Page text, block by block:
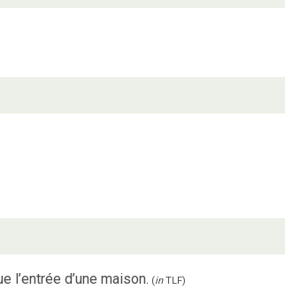
l’entrée d’une maison. (inTLF)